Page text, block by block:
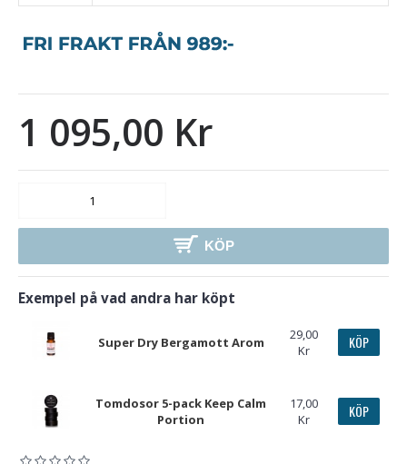
1 095,00 Kr
KÖP
Exempel på vad andra har köpt
Super Dry Bergamott Arom
29,00
Kr
KÖP
Tomdosor 5-pack Keep Calm
Portion
17,00
Kr
KÖP